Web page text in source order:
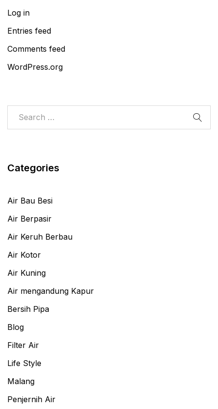
Log in
Entries feed
Comments feed
WordPress.org
Categories
Air Bau Besi
Air Berpasir
Air Keruh Berbau
Air Kotor
Air Kuning
Air mengandung Kapur
Bersih Pipa
Blog
Filter Air
Life Style
Malang
Penjernih Air